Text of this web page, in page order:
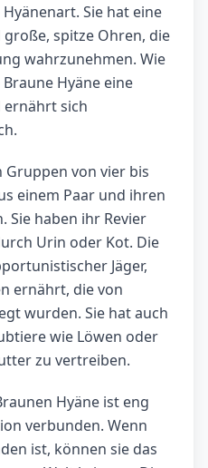
Sie hat eine
spitze Ohren, die
wahrzunehmen. Wie
Hyäne eine
ernährt sich
Gruppen von vier bis
einem Paar und ihren
Sie haben ihr Revier
Urin oder Kot. Die
Jäger,
ernährt, die von
wurden. Sie hat auch
wie Löwen oder
zu vertreiben.
Hyäne ist eng
verbunden. Wenn
ist, können sie das